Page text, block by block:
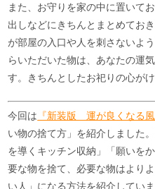
また、お守りを家の中に置いて
出しなどにきちんとまとめてお
が部屋の入口や人を刺さないよ
らいただいた物は、あなたの運
す。きちんとしたお祀りの心がけ
今回は 『新装版 運が良くなる
い物の捨て方」を紹介しました
を導くキッチン収納」「願いを
要な物を捨て、必要な物はより
い人」になる方法を紹介していま